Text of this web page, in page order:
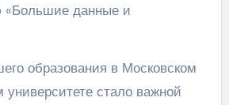
«Большие данные и
образования в Московском
университете стало важной